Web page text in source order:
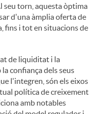
seu torn, aquesta òptima
d'una àmplia oferta de
fins i tot en situacions de
de liquiditat i la
confiança dels seus
l'integren, són els eixos
política de creixement
amb notables